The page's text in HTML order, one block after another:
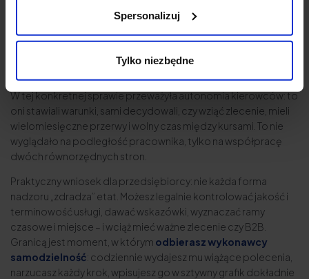
Spersonalizuj
Tylko niezbędne
kierownictwo pracodawcy jest niezbędną,
konstytutywną cechą etatu.
SN dodał też rzecz ważną dla
przedsiębiorców: praca kierowcy autobusu wcale nie musi być
etatem. Można ją legalnie wykonywać na zleceniu albo w
ramach własnej działalności.
W tej konkretnej sprawie przeważyła autonomia kierowców: to
oni stawiali warunki, sami decydowali, czy wziąć zlecenie, mieli
wielomiesięczne przerwy i wolny czas między kursami. To nie
wyglądało na podległość pracownika, tylko na współpracę
dwóch równorzędnych stron.
Praktyczny wniosek dla przedsiębiorcy: nie każda forma
nadzoru „zdradza” etat. Możesz legalnie kontrolować jakość i
terminowość usługi, dawać wskazówki, wyznaczać ramy
czasowe i miejsce – i wciąż mieć ważne zlecenie czy B2B.
Granicą jest moment, w którym odbierasz wykonawcy
samodzielność: codziennie wydajesz mu wiążące polecenia,
narzucasz każdy krok, wpisujesz go w sztywny grafik dokładnie